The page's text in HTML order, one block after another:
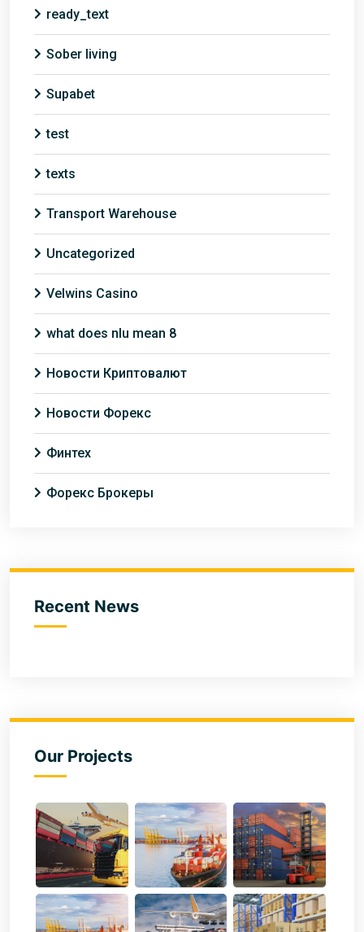
ready_text
Sober living
Supabet
test
texts
Transport Warehouse
Uncategorized
Velwins Casino
what does nlu mean 8
Новости Криптовалют
Новости Форекс
Финтех
Форекс Брокеры
Recent News
Our Projects